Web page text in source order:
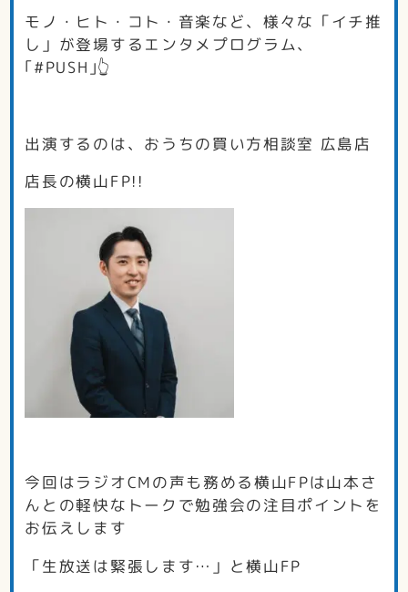
モノ・ヒト・コト・音楽など、様々な「イチ推
し」が登場するエンタメプログラム、
｢#PUSH｣👆
出演するのは、おうちの買い方相談室 広島店
店長の横山FP!!
今回はラジオCMの声も務める横山FPは山本さ
んとの軽快なトークで勉強会の注目ポイントを
お伝えします
「生放送は緊張します…」と横山FP